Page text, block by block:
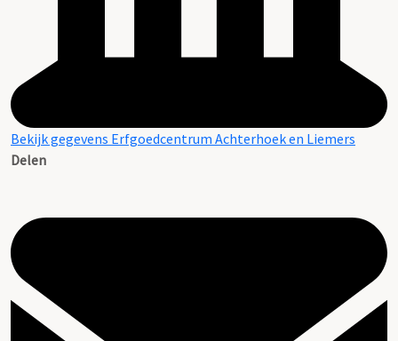
Bekijk gegevens Erfgoedcentrum Achterhoek en Liemers
Delen